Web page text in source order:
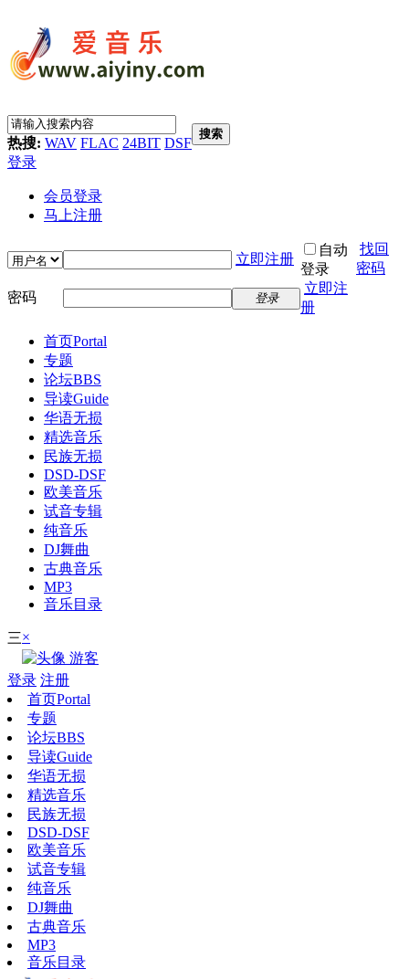
热搜: WAV FLAC 24BIT DSF
搜索
登录
会员登录
马上注册
立即注册
自动
登录
找回
密码
密码
登录
立即注
册
首页Portal
专题
论坛BBS
导读Guide
华语无损
精选音乐
民族无损
DSD-DSF
欧美音乐
试音专辑
纯音乐
DJ舞曲
古典音乐
MP3
音乐目录
三×
游客
登录 注册
首页Portal
专题
论坛BBS
导读Guide
华语无损
精选音乐
民族无损
DSD-DSF
欧美音乐
试音专辑
纯音乐
DJ舞曲
古典音乐
MP3
音乐目录